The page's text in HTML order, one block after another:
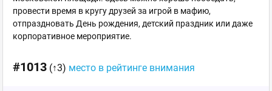
провести время в кругу друзей за игрой в мафию,
отпраздновать День рождения, детский праздник или даже
корпоративное мероприятие.
#1013 (↑3) место в рейтинге внимания